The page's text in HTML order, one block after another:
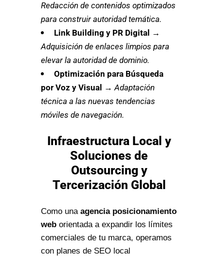
Redacción de contenidos optimizados
para construir autoridad temática.
Link Building y PR Digital →
Adquisición de enlaces limpios para
elevar la autoridad de dominio.
Optimización para Búsqueda
por Voz y Visual →Adaptación
técnica a las nuevas tendencias
móviles de navegación.
Infraestructura Local y
Soluciones de
Outsourcing y
Tercerización Global
Como una agencia posicionamiento
web orientada a expandir los límites
comerciales de tu marca, operamos
con planes de SEO local